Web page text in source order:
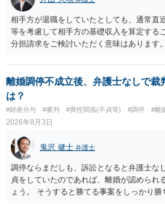
相手方が退職をしていたとしても、通常直
等を考慮して相手方の基礎収入を算定する
分担請求をご検討いただく意味はあります
て、ご検討いただくのが良いかと思います
離婚調停不成立後、弁護士なしで裁
は？
#財産分与 #審判 #異性関係(不貞等) #調停 #離
2026年8月3日
鬼沢 健士 弁護士
調停ならまだしも、訴訟となると弁護士な
貞をしていたのであれば、離婚が認められ
ょう。 そうすると勝てる事案をしっかり